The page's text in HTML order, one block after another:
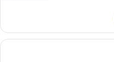
chambre :
One
King
le
type
de